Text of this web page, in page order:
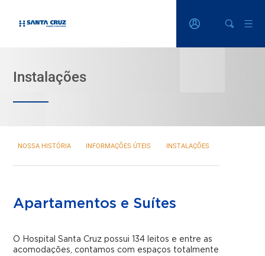
Instalações
Apartamentos e Suítes
O Hospital Santa Cruz possui 134 leitos e entre as
acomodações, contamos com espaços totalmente
NOSSA HISTÓRIA INFORMAÇÕES ÚTEIS INSTALAÇÕES
Instalações